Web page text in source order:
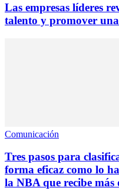
Las empresas líderes
talento y promover
Comunicación
Tres pasos para
forma eficaz como lo
la NBA que recibe más